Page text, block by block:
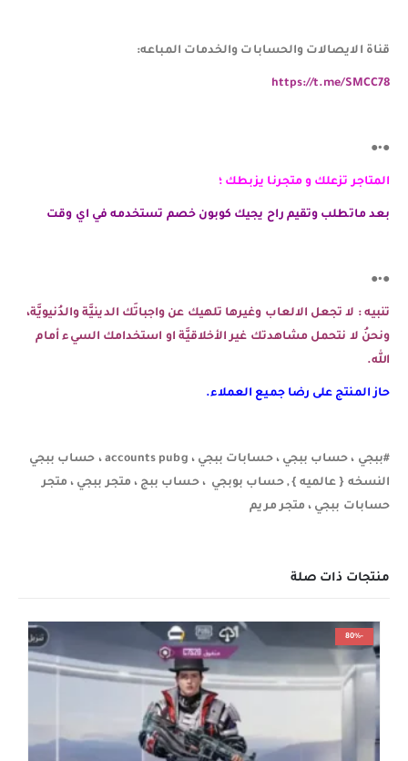
قناة الايصالات والحسابات والخدمات المباعه:
https://t.me/SMCC78
●•●
المتاجر تزعلك و متجرنا يزبطك ؛
بعد ماتطلب وتقيم راح يجيك كوبون خصم تستخدمه في اي وقت
●•●
تنبيه : لا تجعل الالعاب وغيرها تلهيك عن واجباتَك الدينيَّة والدُنيويَّة،
ونحنُ لا نتحمل مشاهدتك غير الأخلاقيَّة او استخدامك السيء أمام
الله.
حاز المنتج على رضا جميع العملاء.
#ببجي ، حساب ببجي ، حسابات ببجي ، accounts pubg ، حساب ببجي
النسخه { عالميه } , حساب بوبجي ، حساب ببج ، متجر ببجي ، متجر
حسابات ببجي ، متجر مريم
منتجات ذات صلة
-80%